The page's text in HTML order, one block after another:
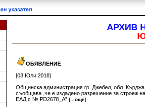
АРХИВ
ОБЯВЛЕНИЕ
[03 Юли 2018]
Общинска администрация гр. Джебел, обл.
съобщава ,че е издадено разрешение за строеж
ЕАД с № PD2678_A” [...още]